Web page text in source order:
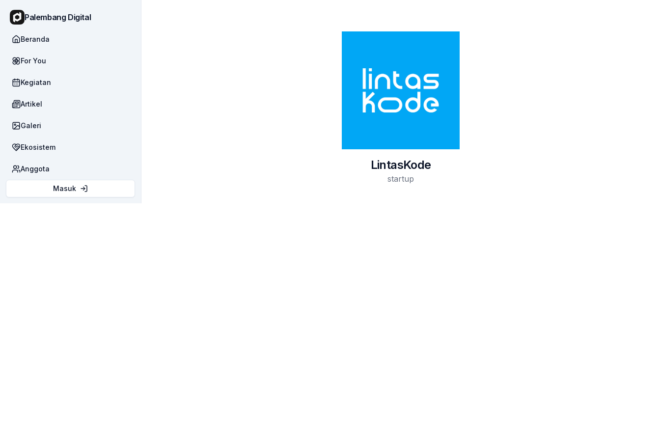
Palembang Digital
Beranda
For You
Kegiatan
Artikel
Galeri
Ekosistem
Anggota
Masuk
LintasKode
startup